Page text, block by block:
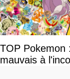
TOP Pokemon
mauvais à